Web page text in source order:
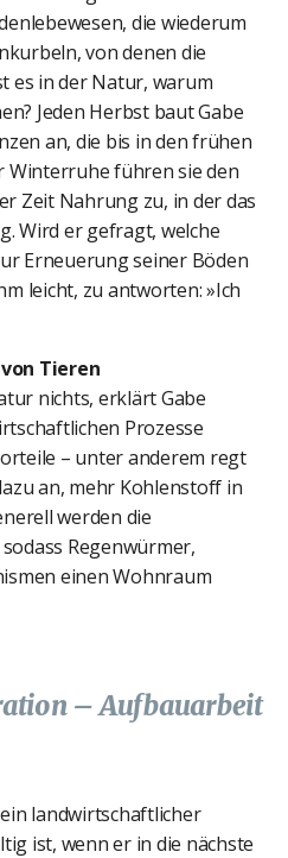
die wiederum
von denen die
es in der Natur, warum
Jeden Herbst baut Gabe
an, die bis in den frühen
Winterruhe führen sie den
Zeit Nahrung zu, in der das
Wird er gefragt, welche
Erneuerung seiner Böden
leicht, zu antworten: »Ich
Tieren
nichts, erklärt Gabe
Prozesse
– unter anderem regt
an, mehr Kohlenstoff in
werden die
Regenwürmer,
einen Wohnraum
– Aufbauarbeit
landwirtschaftlicher
ist, wenn er in die nächste